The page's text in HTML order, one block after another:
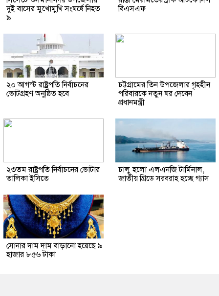
দুই বাসের মুখোমুখি সংঘর্ষে নিহত
৯
বিএসএফ
২০ আগস্ট রাষ্ট্রপতি নির্বাচনের
ভোটগ্রহণ অনুষ্ঠিত হবে
চট্টগ্রামের তিন উপজেলার গৃহহীন
পরিবারকে নতুন ঘর দেবেন
প্রধানমন্ত্রী
২৩তম রাষ্ট্রপতি নির্বাচনের ভোটার
তালিকা ইসিতে
চালু হলো এলএনজি টার্মিনাল,
জাতীয় গ্রিডে সরবরাহ হচ্ছে গ্যাস
সোনার দাম দাম বাড়ানো হয়েছে ৯
হাজার ৮৫৬ টাকা